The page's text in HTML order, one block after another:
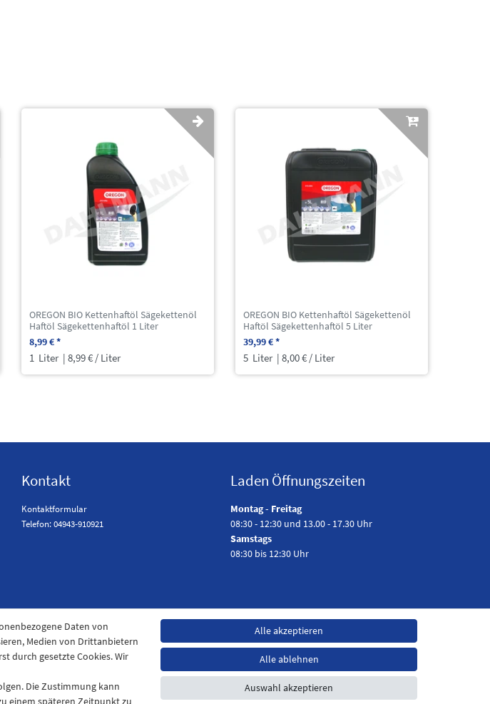
OREGON BIO Kettenhaftöl Sägekettenöl
Haftöl Sägekettenhaftöl 1 Liter
8,99 € *
1 Liter | 8,99 € / Liter
OREGON BIO Kettenhaftöl Sägekettenöl
Haftöl Sägekettenhaftöl 5 Liter
39,99 € *
5 Liter | 8,00 € / Liter
Kontakt
Kontaktformular
Telefon: 04943-910921
Laden Öffnungszeiten
Montag - Freitag
08:30 - 12:30 und 13.00 - 17.30 Uhr
Samstags
08:30 bis 12:30 Uhr
Daten von
Medien von Drittanbietern
durch gesetzte Cookies. Wir
Die Zustimmung kann
einem späteren Zeitpunkt zu
Alle akzeptieren
Alle ablehnen
Auswahl akzeptieren